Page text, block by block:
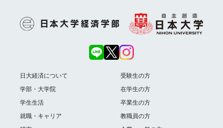
日大経済について
学部・大学院
学生生活
就職・キャリア
受験生の方
在学生の方
卒業生の方
教職員の方